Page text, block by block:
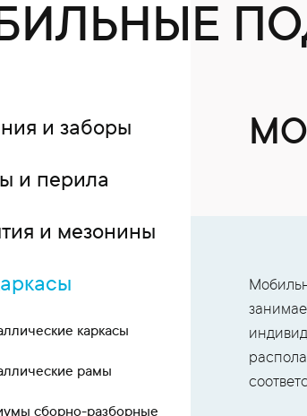
и заборы
и перила
и мезонины
каркасы
рамы
сборно-разборные